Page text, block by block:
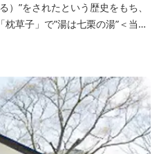
）”をされたという歴史をもち、
草子」で”湯は七栗の湯”＜当時
を温泉の守り神として祀ってい
っています。 このように、宮中
ベスベの肌ざわりの良い泉質は